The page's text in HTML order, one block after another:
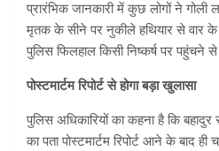
प्रारंभिक जानकारी में कुछ लोगों ने
मृतक के सीने पर नुकीले हथियार से वार के
पुलिस फिलहाल किसी निष्कर्ष पर पहुंचने
पोस्टमार्टम रिपोर्ट से होगा बड़ा खुलासा
पुलिस अधिकारियों का कहना है कि बहादुर
का पता पोस्टमार्टम रिपोर्ट आने के बाद